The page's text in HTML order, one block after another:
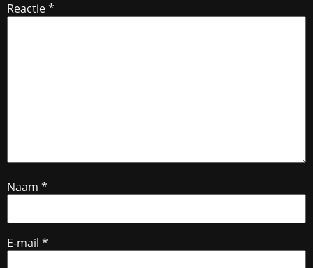
Reactie*
Naam *
E-mail *